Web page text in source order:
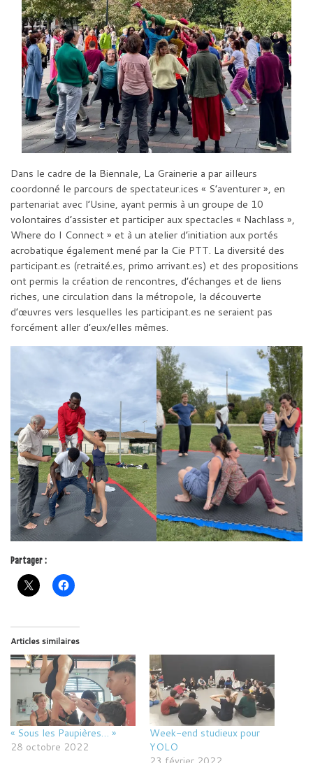
Dans le cadre de la Biennale, La Grainerie a par ailleurs
coordonné le parcours de spectateur.ices « S’aventurer », en
partenariat avec l’Usine, ayant permis à un groupe de 10
volontaires d’assister et participer aux spectacles « Nachlass »,
Where do I Connect » et à un atelier d’initiation aux portés
acrobatique également mené par la Cie PTT. La diversité des
participant.es (retraité.es, primo arrivant.es) et des propositions
ont permis la création de rencontres, d’échanges et de liens
riches, une circulation dans la métropole, la découverte
d’œuvres vers lesquelles les participant.es ne seraient pas
forcément aller d’eux/elles mêmes.
Partager :
Articles similaires
« Sous les Paupières… »
28 octobre 2022
Week-end studieux pour
YOLO